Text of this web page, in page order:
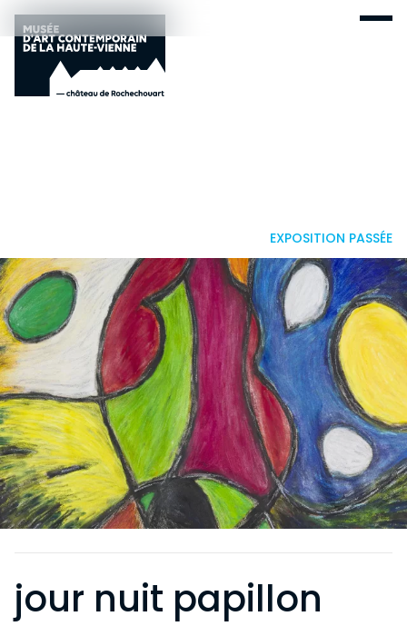
EXPOSITION PASSÉE
jour nuit papillon